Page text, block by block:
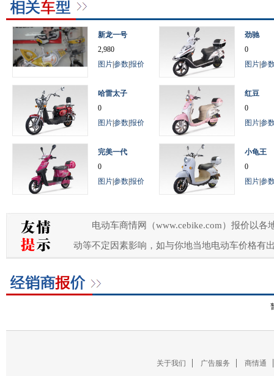
新龙一号
2,980
图片参数报价
劲驰
0
图片参
哈雷太子
0
图片参数报价
红豆
0
图片参
完美一代
0
图片参数报价
小龟王
0
图片参
电动车商情网（www.cebike.com）报价以
动等不定因素影响，如与你地当地电动车价格有
关于我们 广告服务 商情通